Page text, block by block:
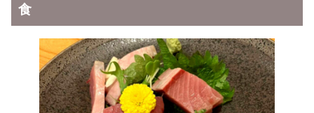
食